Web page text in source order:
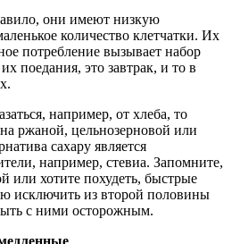
они имеют низкую
количество клетчатки. Их
потребление вызывает набор
поедания, это завтрак, и то в
например, от хлеба, то
ржаной, цельнозерновой или
сахару является
например, стевиа. Запомните,
или хотите похудеть, быстрые
исключить из второй половины
с ними осторожным.